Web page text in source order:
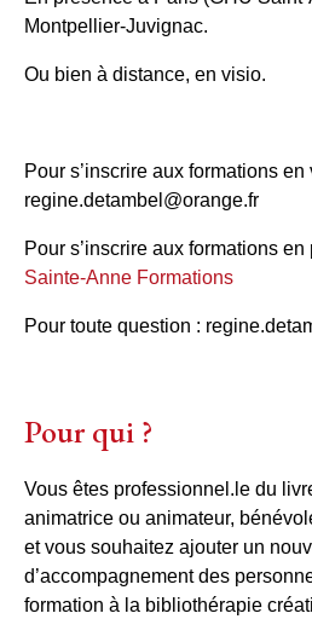
Montpellier-Juvignac.
Ou bien à distance, en visio.
Pour s’inscrire aux formations en
regine.detambel@orange.fr
Pour s’inscrire aux formations
Sainte-Anne Formations
Pour toute question :
Pour qui ?
Vous êtes professionnel.le du
animatrice ou animateur,
et vous souhaitez ajouter un
d’accompagnement des
formation à la bibliothérapie